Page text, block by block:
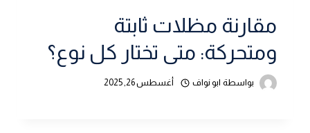
مقارنة مظلات ثابتة
ومتحركة: متى تختار كل نوع؟
بواسطة ابو نواف أغسطس 26, 2025